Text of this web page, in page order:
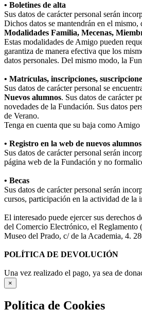
• Boletines de alta
Sus datos de carácter personal serán
Dichos datos se mantendrán en el
Modalidades Familia, Mecenas,
Estas modalidades de Amigo pueden
garantiza de manera efectiva que los
datos personales. Del mismo modo, la
• Matrículas, inscripciones,
Sus datos de carácter personal se
Nuevos alumnos. Sus datos de carácter
novedades de la Fundación. Sus datos
de Verano.
Tenga en cuenta que su baja como
• Registro en la web de nuevos alumnos
Sus datos de carácter personal serán
página web de la Fundación y no
• Becas
Sus datos de carácter personal serán
cursos, participación en la actividad de la
El interesado puede ejercer sus
del Comercio Electrónico, el Reglamento
Museo del Prado, c/ de la Academia, 4.
POLÍTICA DE DEVOLUCIÓN
Una vez realizado el pago, ya sea de
×
Política de Cookies